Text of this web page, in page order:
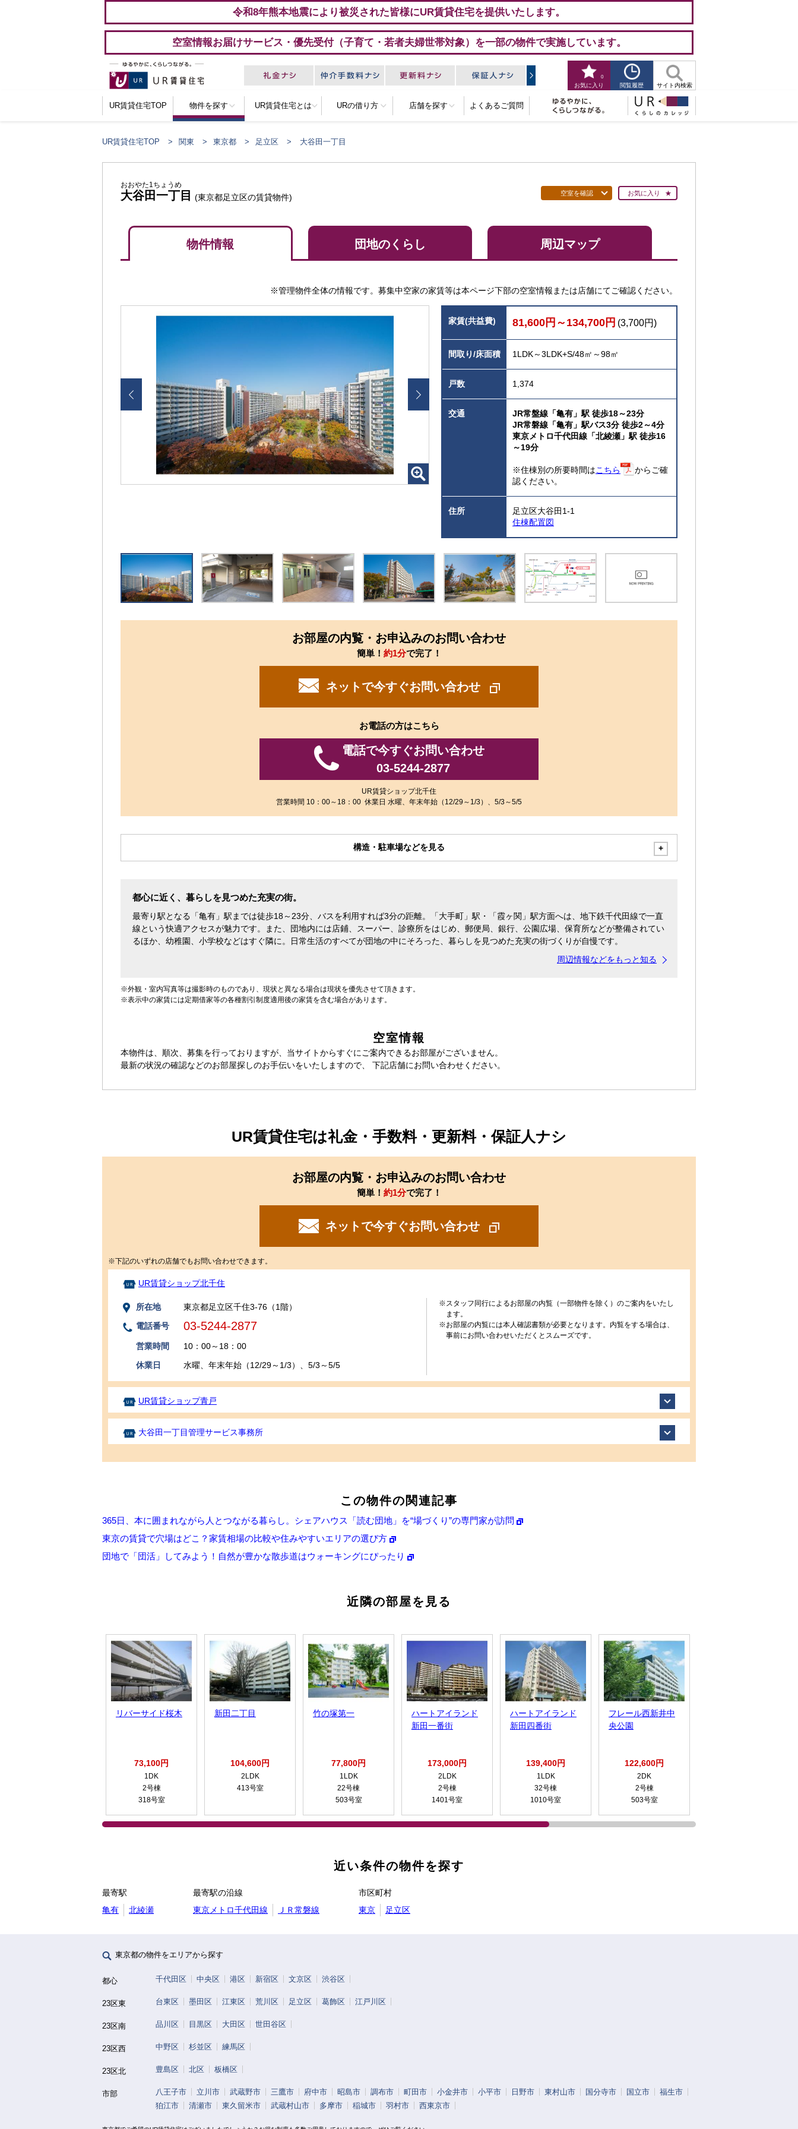
令和8年熊本地震により被災された皆様にUR賃貸住宅を提供いたします。
空室情報お届けサービス・優先受付（子育て・若者夫婦世帯対象）を一部の物件で実施しています。
お気に入り
0
閲覧履歴 サイト内検索
UR賃貸住宅TOP 物件を探す UR賃貸住宅とは URの借り方 店舗を探す よくあるご質問
UR賃貸住宅TOP 関東 東京都 足立区 大谷田一丁目
大谷田一丁目
おおやた1ちょうめ
(東京都足立区の賃貸物件) 空室を確認 お気に入り
物件情報 団地のくらし 周辺マップ
※管理物件全体の情報です。募集中空家の家賃等は本ページ下部の空室情報または店舗にてご確認ください。
ッ
ク
す
る
と、
家賃(共益費) 81,600円～134,700円 (3,700円)
間取り/床面積 1LDK～3LDK+S/48㎡～98㎡
戸数 1,374
交通
JR常盤線「亀有」駅 徒歩18～23分
JR常磐線「亀有」駅バス3分 徒歩2～4分
東京メトロ千代田線「北綾瀬」駅 徒歩16
～19分
※住棟別の所要時間はこちら
からご確
認ください。
住所
足立区大谷田1-1
住棟配置図
お部屋の内覧・お申込みのお問い合わせ
簡単！ 約1分で完了！
ネットで今すぐお問い合わせ
お電話の方はこちら
電話で今すぐお問い合わせ
03-5244-2877
UR賃貸ショップ北千住
営業時間 10：00～18：00 休業日 水曜、年末年始（12/29～1/3）、5/3～5/5
構造・駐車場などを見る
都心に近く、暮らしを見つめた充実の街。
最寄り駅となる「亀有」駅までは徒歩18～23分、バスを利用すれば3分の距離。「大手町」駅・「霞ヶ関」駅方面へは、地下鉄千代田線で一直
線という快適アクセスが魅力です。また、団地内には店鋪、スーパー、診療所をはじめ、郵便局、銀行、公園広場、保育所などが整備されてい
るほか、幼稚園、小学校などはすぐ隣に。日常生活のすべてが団地の中にそろった、暮らしを見つめた充実の街づくりが自慢です。
周辺情報などをもっと知る
※外観・室内写真等は撮影時のものであり、現状と異なる場合は現状を優先させて頂きます。
※表示中の家賃には定期借家等の各種割引制度適用後の家賃を含む場合があります。
空室情報
本物件は、順次、募集を行っておりますが、当サイトからすぐにご案内できるお部屋がございません。
最新の状況の確認などのお部屋探しのお手伝いをいたしますので、 下記店舗にお問い合わせください。
UR賃貸住宅は礼金・手数料・更新料・保証人ナシ
お部屋の内覧・お申込みのお問い合わせ
簡単！ 約1分で完了！
ネットで今すぐお問い合わせ
※下記のいずれの店舗でもお問い合わせできます。
UR賃貸ショップ北千住
所在地
東京都足立区千住3-76（1階）
電話番号
03-5244-2877
営業時間
10：00～18：00
休業日
水曜、年末年始（12/29～1/3）、5/3～5/5
※スタッフ同行によるお部屋の内覧（一部物件を除く）のご案内をいたし
ます。
※お部屋の内覧には本人確認書類が必要となります。内覧をする場合は、
事前にお問い合わせいただくとスムーズです。
UR賃貸ショップ青戸
大谷田一丁目管理サービス事務所
この物件の関連記事
365日、本に囲まれながら人とつながる暮らし。シェアハウス「読む団地」を“場づくり”の専門家が訪問
東京の賃貸で穴場はどこ？家賃相場の比較や住みやすいエリアの選び方
団地で「団活」してみよう！自然が豊かな散歩道はウォーキングにぴったり
近隣の部屋を見る
リバーサイド桜木
73,100円
1DK
2号棟
318号室
新田二丁目
104,600円
2LDK
413号室
竹の塚第一
77,800円
1LDK
22号棟
503号室
ハートアイランド
新田一番街
173,000円
2LDK
2号棟
1401号室
ハートアイランド
新田四番街
139,400円
1LDK
32号棟
1010号室
フレール西新井中
央公園
122,600円
2DK
2号棟
503号室
近い条件の物件を探す
最寄駅
亀有
北綾瀬
最寄駅の沿線
東京メトロ千代田線
ＪＲ常磐線
市区町村
東京
足立区
東京都の物件をエリアから探す
都心 千代田区 中央区 港区 新宿区 文京区 渋谷区
23区東 台東区 墨田区 江東区 荒川区 足立区 葛飾区 江戸川区
23区南 品川区 目黒区 大田区 世田谷区
23区西 中野区 杉並区 練馬区
23区北 豊島区 北区 板橋区
市部 八王子市 立川市 武蔵野市 三鷹市 府中市 昭島市 調布市 町田市 小金井市 小平市 日野市 東村山市 国分寺市 国立市
福生市
狛江市
清瀬市 東久留米市 武蔵村山市 多摩市 稲城市 羽村市 西東京市